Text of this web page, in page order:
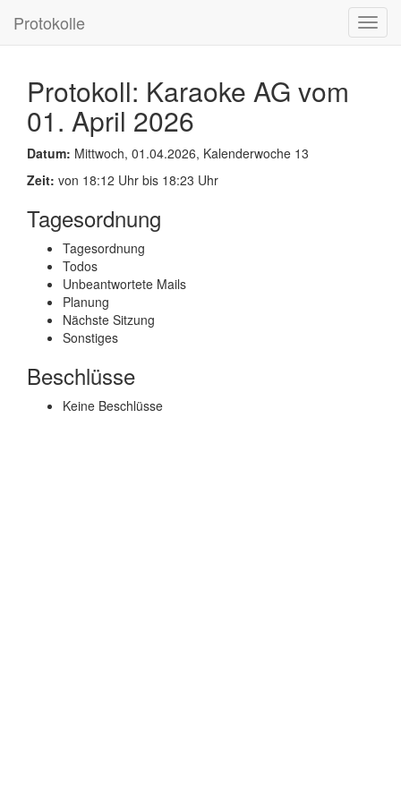
Protokolle
Protokoll: Karaoke AG vom
01. April 2026
Datum: Mittwoch, 01.04.2026, Kalenderwoche 13
Zeit: von 18:12 Uhr bis 18:23 Uhr
Tagesordnung
Tagesordnung
Todos
Unbeantwortete Mails
Planung
Nächste Sitzung
Sonstiges
Beschlüsse
Keine Beschlüsse